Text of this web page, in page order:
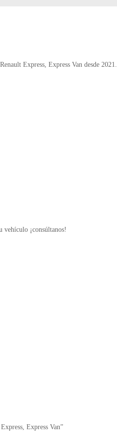
Express, Express Van desde 2021.
vehículo ¡consúltanos!
Express Van”